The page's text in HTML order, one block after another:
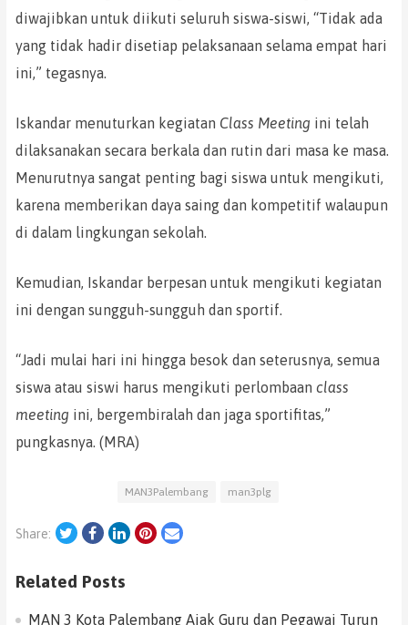
diwajibkan untuk diikuti seluruh siswa-siswi, “Tidak ada
yang tidak hadir disetiap pelaksanaan selama empat hari
ini,” tegasnya.
Iskandar menuturkan kegiatan Class Meeting ini telah
dilaksanakan secara berkala dan rutin dari masa ke masa.
Menurutnya sangat penting bagi siswa untuk mengikuti,
karena memberikan daya saing dan kompetitif walaupun
di dalam lingkungan sekolah.
Kemudian, Iskandar berpesan untuk mengikuti kegiatan
ini dengan sungguh-sungguh dan sportif.
“Jadi mulai hari ini hingga besok dan seterusnya, semua
siswa atau siswi harus mengikuti perlombaan class
meeting ini, bergembiralah dan jaga sportifitas,”
pungkasnya. (MRA)
MAN3Palembang man3plg
Share: TwitterFacebook
LinkedIn
Pinterest
Email
Related Posts
MAN 3 Kota Palembang Ajak Guru dan Pegawai Turun